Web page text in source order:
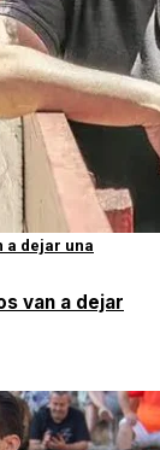
van a dejar